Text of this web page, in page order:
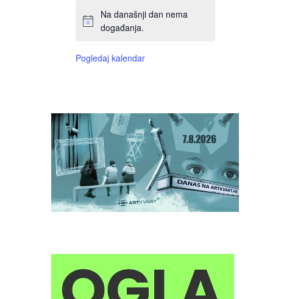
Na današnji dan nema
događanja.
Pogledaj kalendar